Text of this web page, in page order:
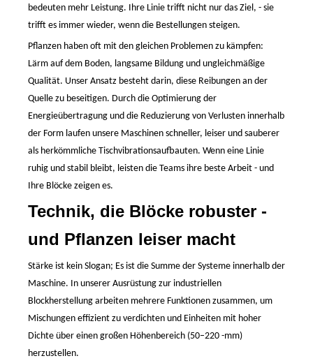
bedeuten mehr Leistung. Ihre Linie trifft nicht nur das Ziel, - sie
trifft es immer wieder, wenn die Bestellungen steigen.
Pflanzen haben oft mit den gleichen Problemen zu kämpfen:
Lärm auf dem Boden, langsame Bildung und ungleichmäßige
Qualität. Unser Ansatz besteht darin, diese Reibungen an der
Quelle zu beseitigen. Durch die Optimierung der
Energieübertragung und die Reduzierung von Verlusten innerhalb
der Form laufen unsere Maschinen schneller, leiser und sauberer
als herkömmliche Tischvibrationsaufbauten. Wenn eine Linie
ruhig und stabil bleibt, leisten die Teams ihre beste Arbeit - und
Ihre Blöcke zeigen es.
Technik, die Blöcke robuster -
und Pflanzen leiser macht
Stärke ist kein Slogan; Es ist die Summe der Systeme innerhalb der
Maschine. In unserer Ausrüstung zur industriellen
Blockherstellung arbeiten mehrere Funktionen zusammen, um
Mischungen effizient zu verdichten und Einheiten mit hoher
Dichte über einen großen Höhenbereich (50–220 -mm)
herzustellen.